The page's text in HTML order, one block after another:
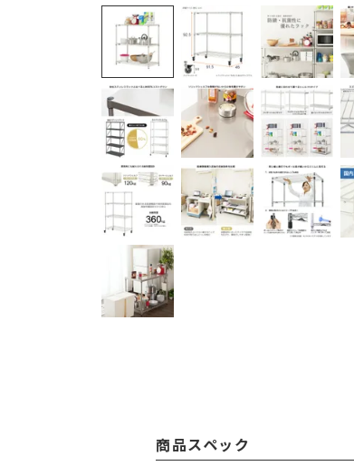
商品スペック